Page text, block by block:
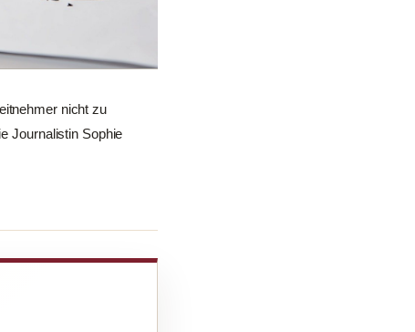
nicht zu
Journalistin Sophie